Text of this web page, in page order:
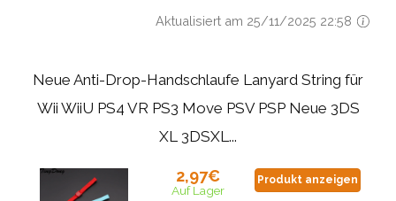
Aktualisiert am 25/11/2025 22:58
Neue Anti-Drop-Handschlaufe Lanyard String für
Wii WiiU PS4 VR PS3 Move PSV PSP Neue 3DS
XL 3DSXL...
2,97€
Auf Lager
Produkt anzeigen